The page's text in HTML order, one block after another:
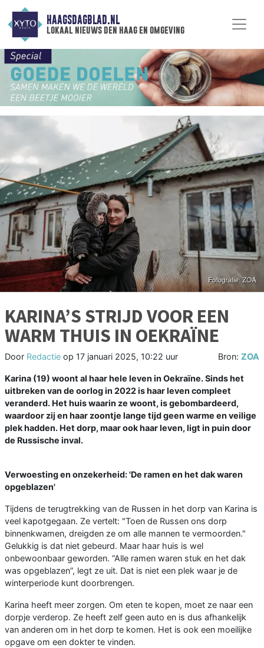
HAAGSDAGBLAD.NL
lokaal nieuws den haag en omgeving
KARINA’S STRIJD VOOR EEN
WARM THUIS IN OEKRAÏNE
Door Redactie op 17 januari 2025, 10:22 uur Bron: ZOA
Karina (19) woont al haar hele leven in Oekraïne. Sinds het
uitbreken van de oorlog in 2022 is haar leven compleet
veranderd. Het huis waarin ze woont, is gebombardeerd,
waardoor zij en haar zoontje lange tijd geen warme en veilige
plek hadden. Het dorp, maar ook haar leven, ligt in puin door
de Russische inval.
Verwoesting en onzekerheid: 'De ramen en het dak waren
opgeblazen'
Tijdens de terugtrekking van de Russen in het dorp van Karina is
veel kapotgegaan. Ze vertelt: "Toen de Russen ons dorp
binnenkwamen, dreigden ze om alle mannen te vermoorden."
Gelukkig is dat niet gebeurd. Maar haar huis is wel
onbewoonbaar geworden. “Alle ramen waren stuk en het dak
was opgeblazen”, legt ze uit. Dat is niet een plek waar je de
winterperiode kunt doorbrengen.
Karina heeft meer zorgen. Om eten te kopen, moet ze naar een
dorpje verderop. Ze heeft zelf geen auto en is dus afhankelijk
van anderen om in het dorp te komen. Het is ook een moeilijke
opgave om een dokter te vinden.